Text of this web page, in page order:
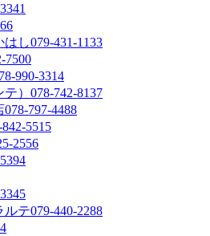
はし079-431-1133
7500
990-3314
） 078-742-8137
078-797-4488
5515
2556
ルテ079-440-2288